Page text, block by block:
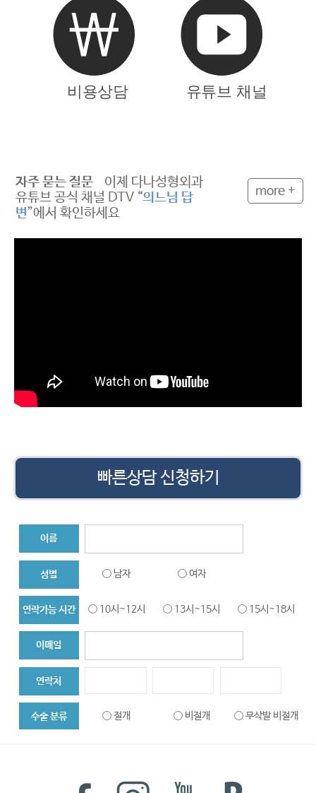
자주 묻는 질문
이제 다나성형외과
유튜브 공식 채널 DTV “의느님 답
변”에서 확인하세요
more +
빠른상담 신청하기
이름
성별 남자 여자
연락가능 시간 10시~12시 13시~15시 15시~18시
이메일
연락처
수술 분류 절개 비절개 무삭발 비절개